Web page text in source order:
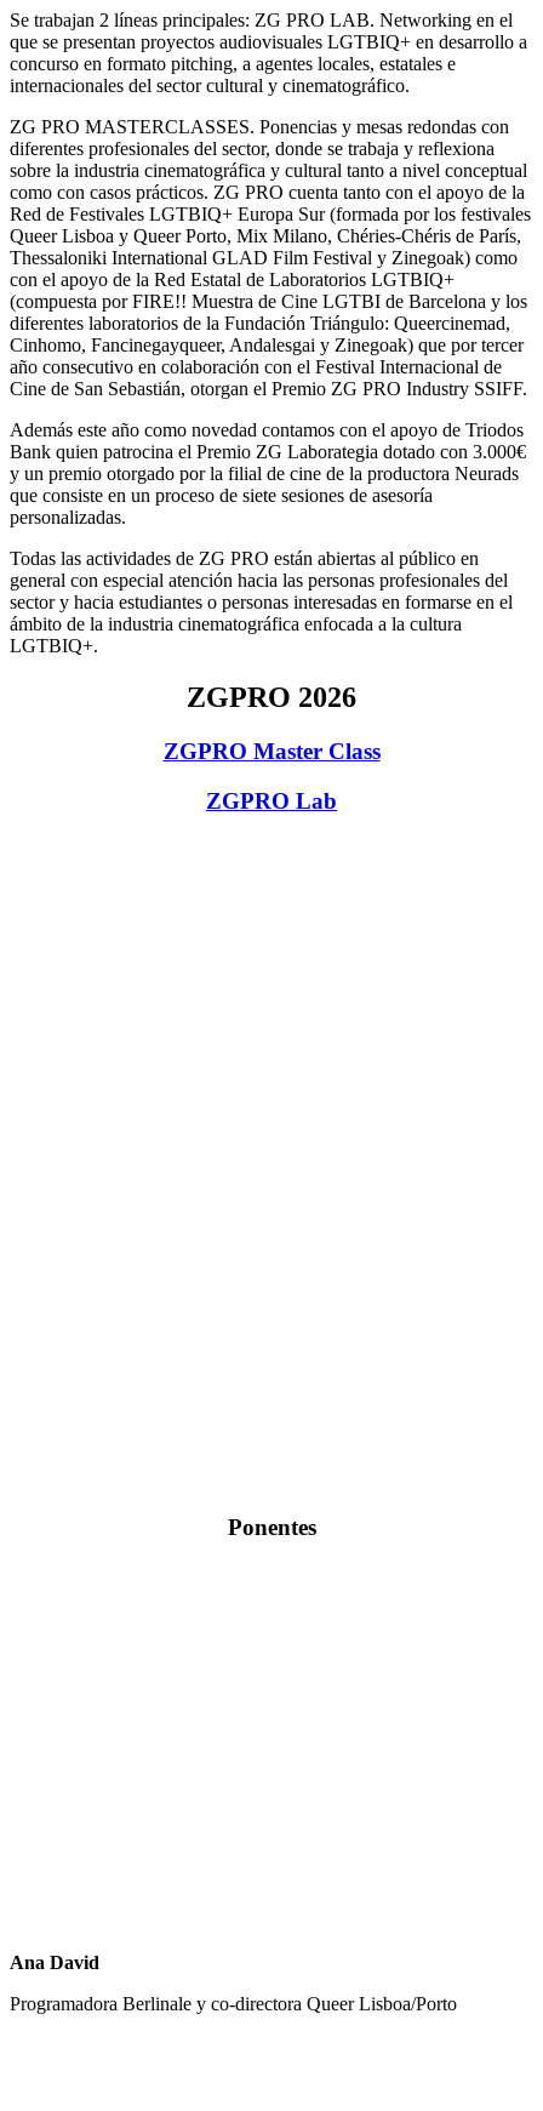
Se trabajan 2 líneas principales: ZG PRO LAB. Networking en el
que se presentan proyectos audiovisuales LGTBIQ+ en desarrollo a
concurso en formato pitching, a agentes locales, estatales e
internacionales del sector cultural y cinematográfico.
ZG PRO MASTERCLASSES. Ponencias y mesas redondas con
diferentes profesionales del sector, donde se trabaja y reflexiona
sobre la industria cinematográfica y cultural tanto a nivel conceptual
como con casos prácticos. ZG PRO cuenta tanto con el apoyo de la
Red de Festivales LGTBIQ+ Europa Sur (formada por los festivales
Queer Lisboa y Queer Porto, Mix Milano, Chéries-Chéris de París,
Thessaloniki International GLAD Film Festival y Zinegoak) como
con el apoyo de la Red Estatal de Laboratorios LGTBIQ+
(compuesta por FIRE!! Muestra de Cine LGTBI de Barcelona y los
diferentes laboratorios de la Fundación Triángulo: Queercinemad,
Cinhomo, Fancinegayqueer, Andalesgai y Zinegoak) que por tercer
año consecutivo en colaboración con el Festival Internacional de
Cine de San Sebastián, otorgan el Premio ZG PRO Industry SSIFF.
Además este año como novedad contamos con el apoyo de Triodos
Bank quien patrocina el Premio ZG Laborategia dotado con 3.000€
y un premio otorgado por la filial de cine de la productora Neurads
que consiste en un proceso de siete sesiones de asesoría
personalizadas.
Todas las actividades de ZG PRO están abiertas al público en
general con especial atención hacia las personas profesionales del
sector y hacia estudiantes o personas interesadas en formarse en el
ámbito de la industria cinematográfica enfocada a la cultura
LGTBIQ+.
ZGPRO 2026
ZGPRO Master Class
ZGPRO Lab
Ponentes
Ana David
Programadora Berlinale y co-directora Queer Lisboa/Porto